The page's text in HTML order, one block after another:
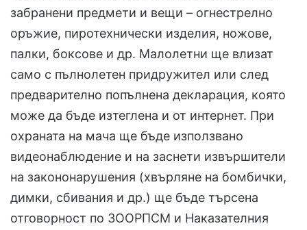
забранени предмети и вещи – огнестрелно
оръжие, пиротехнически изделия, ножове,
палки, боксове и др. Малолетни ще влизат
само с пълнолетен придружител или след
предварително попълнена декларация, която
може да бъде изтеглена и от интернет. При
охраната на мача ще бъде използвано
видеонаблюдение и на заснети извършители
на закононарушения (хвърляне на бомбички,
димки, сбивания и др.) ще бъде търсена
отговорност по ЗООРПСМ и Наказателния